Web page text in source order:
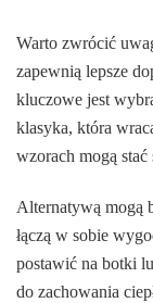
Warto zwrócić
zapewnią lepsze
kluczowe jest
klasyka, która
wzorach mogą
Alternatywą mogą
łączą w sobie
postawić na botki
do zachowania